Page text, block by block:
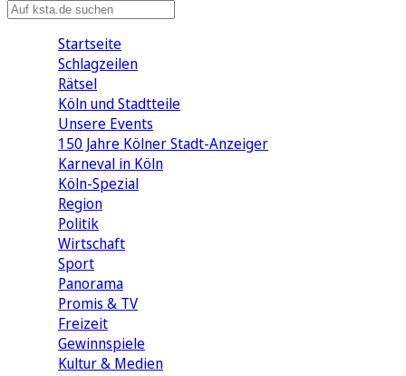
Startseite
Schlagzeilen
Rätsel
Köln und Stadtteile
Unsere Events
150 Jahre Kölner Stadt-Anzeiger
Karneval in Köln
Köln-Spezial
Region
Politik
Wirtschaft
Sport
Panorama
Promis & TV
Freizeit
Gewinnspiele
Kultur & Medien